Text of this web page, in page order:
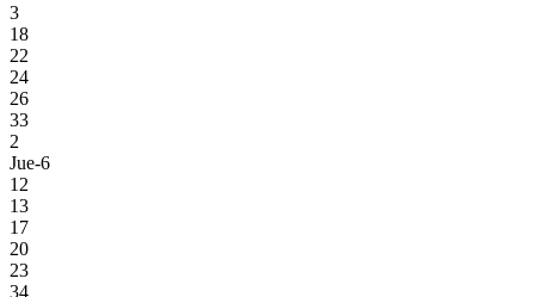
3
18
22
24
26
33
2
Jue-6
12
13
17
20
23
34